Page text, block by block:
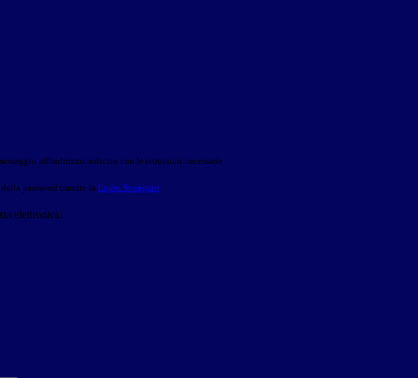
all'indirizzo indicato con le istruzioni necessarie.
password tramite la Login Spaggiari
elettronica!